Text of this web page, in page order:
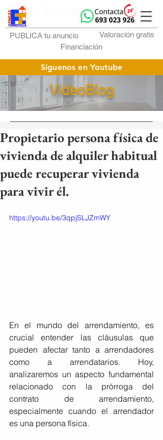
Fincas Torrecilla
PUBLICA tu anuncio
Valoración gratis
Financiación
Síguenos en Youtube
VideoBlog
Propietario persona física de
vivienda de alquiler habitual
puede recuperar vivienda
para vivir él.
https://youtu.be/3qpjSLJZmWY
En el mundo del arrendamiento, es
crucial entender las cláusulas que
pueden afectar tanto a arrendadores
como a arrendatarios. Hoy,
analizaremos un aspecto fundamental
relacionado con la prórroga del
contrato de arrendamiento,
especialmente cuando el arrendador
es una persona física.